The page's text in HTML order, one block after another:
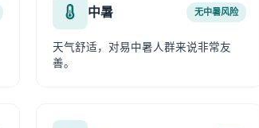
中暑 无中暑风险
天气舒适，对易中暑人群来说非常友
善。